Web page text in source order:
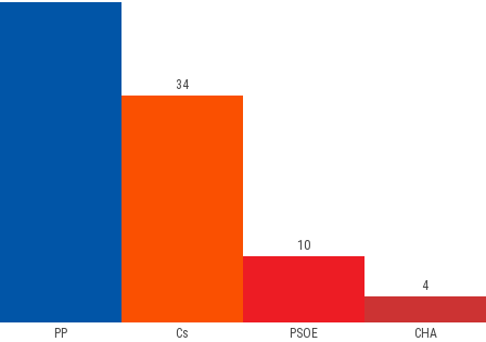
PP Cs PSOE CHA
34
10
4